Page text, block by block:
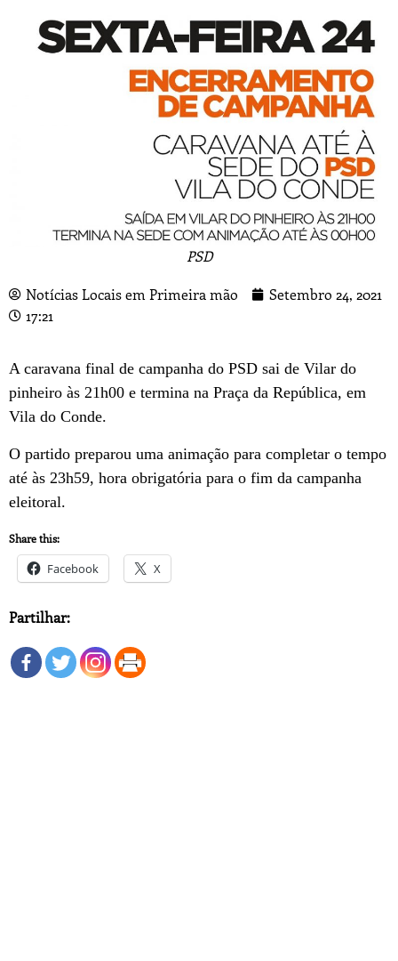
PSD
Notícias Locais em Primeira mão
Setembro 24, 2021
17:21
A caravana final de campanha do PSD sai de Vilar do
pinheiro às 21h00 e termina na Praça da República, em
Vila do Conde.
O partido preparou uma animação para completar o tempo
até às 23h59, hora obrigatória para o fim da campanha
eleitoral.
Share this:
Facebook X
Partilhar: